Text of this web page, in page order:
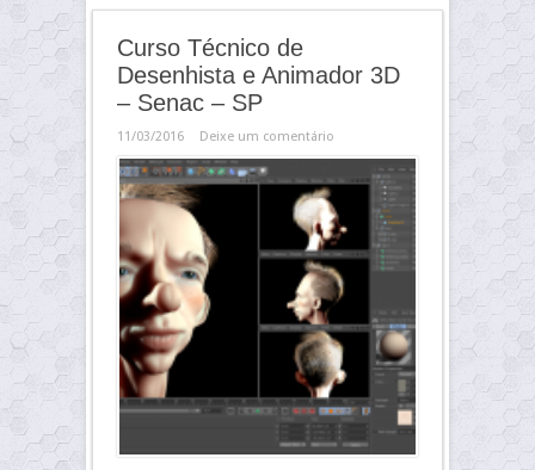
Curso Técnico de
Desenhista e Animador 3D
– Senac – SP
11/03/2016 Deixe um comentário